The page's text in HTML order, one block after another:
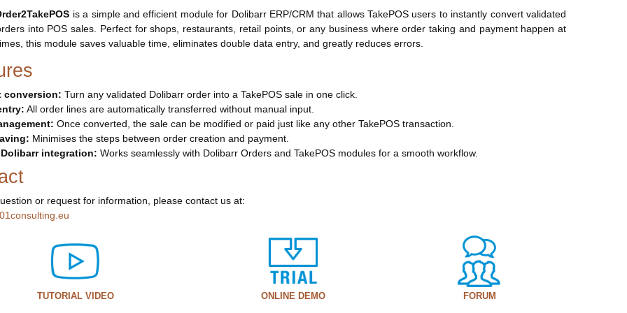
is a simple and efficient module for Dolibarr ERP/CRM that allows TakePOS users to instantly convert validated
into POS sales. Perfect for shops, restaurants, retail points, or any business where order taking and payment happen at
this module saves valuable time, eliminates double data entry, and greatly reduces errors.
conversion: Turn any validated Dolibarr order into a TakePOS sale in one click.
All order lines are automatically transferred without manual input.
Once converted, the sale can be modified or paid just like any other TakePOS transaction.
Minimises the steps between order creation and payment.
integration: Works seamlessly with Dolibarr Orders and TakePOS modules for a smooth workflow.
or request for information, please contact us at:
TUTORIAL VIDEO ONLINE DEMO FORUM